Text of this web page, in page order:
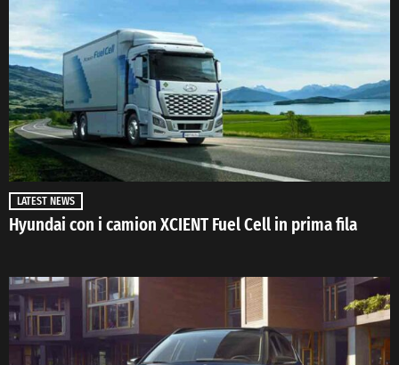
LATEST NEWS
Hyundai con i camion XCIENT Fuel Cell in prima fila